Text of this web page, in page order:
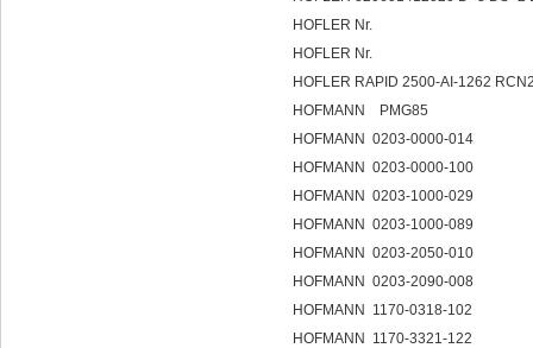
HOFLER Nr.
HOFLER Nr.
HOFLER RAPID 2500-AI-1262
HOFMANN PMG85
HOFMANN 0203-0000-014
HOFMANN 0203-0000-100
HOFMANN 0203-1000-029
HOFMANN 0203-1000-089
HOFMANN 0203-2050-010
HOFMANN 0203-2090-008
HOFMANN 1170-0318-102
HOFMANN 1170-3321-122